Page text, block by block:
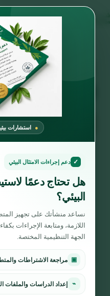
استشارات
✓ دعم إجراءات الامتثال البيئي
هل تحتاج دعمًا
البيئي؟
نساعد منشأتك على تجهيز
اللازمة، ومتابعة الإجراءات
الجهة التنظيمية المختصة.
▣ مراجعة الاشتراطات
⌁ إعداد الدراسات والملفات
التوعية البيئية